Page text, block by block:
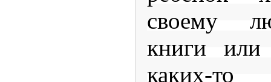
своему
книги
каких-то